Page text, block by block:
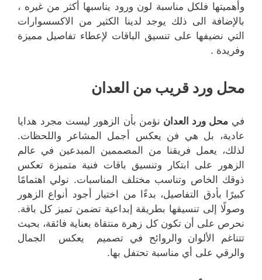
وأهميتها فلكل مناسبة لون ورود يناسبها أكثر من غيره ،
بالإضافة الى ذلك يوجد لدينا الكثير من الاكسسوارات
التي نضيفها على تنسيق الباقات لإعطاء تفاصيل مميزة
وفريدة .
محل ورد قريب من العدان
في محل ورد العدان نؤمن بأن الزهور ليست مجرد هدايا
عادية، بل هي فن يعكس أجمل المشاعر واللحظات.
لذلك، يعمل فريقنا من المصممين المبدعين في عالم
الزهور على ابتكار وتنسيق باقات فنية متميزة تعكس
ذوقك الخاص وتناسب مختلف المناسبات. نولي اهتمامًا
كبيرًا بأدق التفاصيل، بدءًا من اختيار أجود أنواع الزهور
وصولًا إلى تنسيقها بطريقة إبداعية تضمن تميز كل باقة.
نحرص على أن تكون كل زهرة منتقاة بعناية فائقة، بحيث
تتناغم الألوان والروائح في تصميم يعكس الجمال
والرقي على أي مناسبة تحتفل بها.